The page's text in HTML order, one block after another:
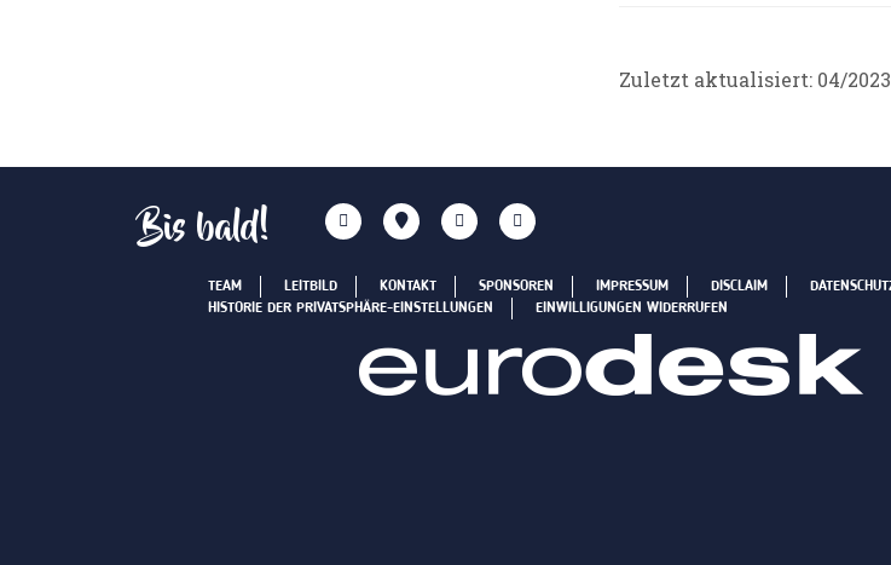
Zuletzt aktualisiert: 04/2023
Bis bald!
TEAM LEITBILD KONTAKT SPONSOREN IMPRESSUM DISCLAIM
HISTORIE DER PRIVATSPHÄRE-EINSTELLUNGEN
EINWILLIGUNGEN WIDERRUFEN